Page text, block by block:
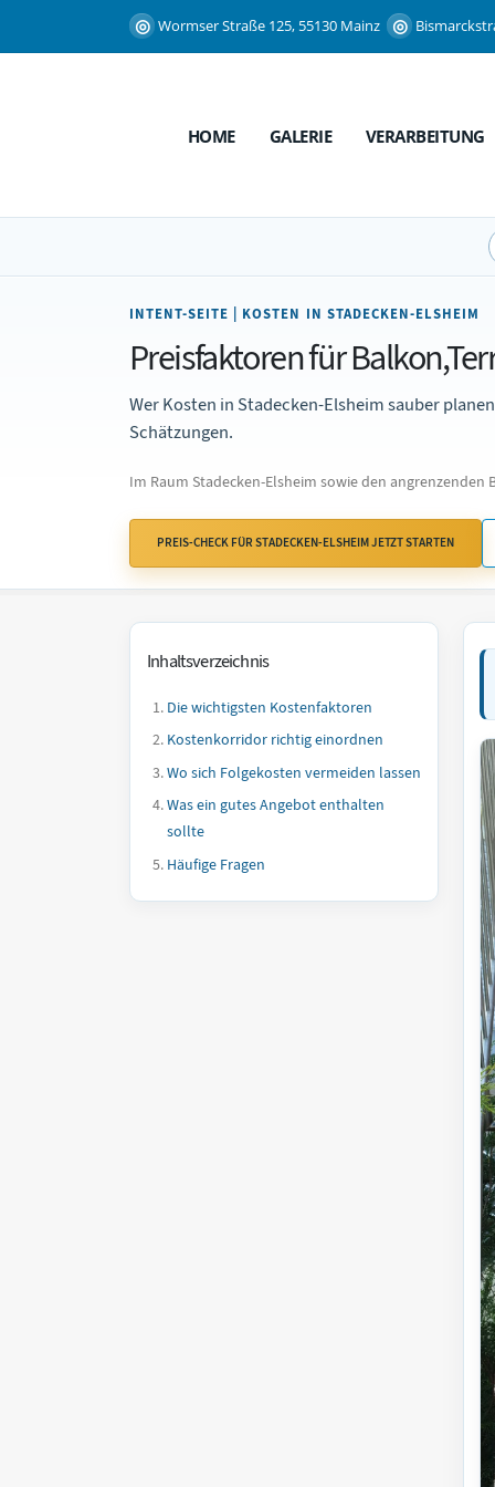
Wormser Straße 125, 55130 Mainz
HOME GALERIE VERARBEITUNG
INTENT-SEITE | KOSTEN IN STADECKEN-ELSHEIM
Preisfaktoren für
Wer Kosten in Stadecken-Elsheim sauber
Schätzungen.
Im Raum Stadecken-Elsheim sowie den
PREIS-CHECK FÜR STADECKEN-ELSHEIM JETZT STARTEN
Inhaltsverzeichnis
Die wichtigsten Kostenfaktoren
Kostenkorridor richtig einordnen
Wo sich Folgekosten vermeiden lassen
Was ein gutes Angebot enthalten
sollte
Häufige Fragen